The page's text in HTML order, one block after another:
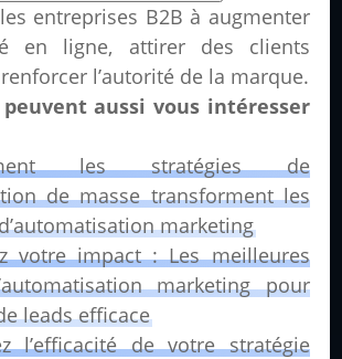
entreprises B2B à augmenter
en ligne, attirer des clients
l’autorité de la marque.
aussi vous intéresser
les stratégies de
de masse transforment les
marketing
votre impact : Les meilleures
marketing pour
leads efficace
l’efficacité de votre stratégie